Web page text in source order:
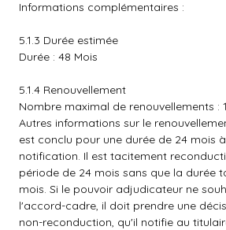
Informations complémentaires :
5.1.3 Durée estimée
Durée : 48 Mois
5.1.4 Renouvellement
Nombre maximal de renouvellements : 1
Autres informations sur le
est conclu pour une durée de 24 mois
notification. Il est tacitement
période de 24 mois sans que la durée
mois. Si le pouvoir adjudicateur ne
l'accord-cadre, il doit prendre une
non-reconduction, qu'il notifie au